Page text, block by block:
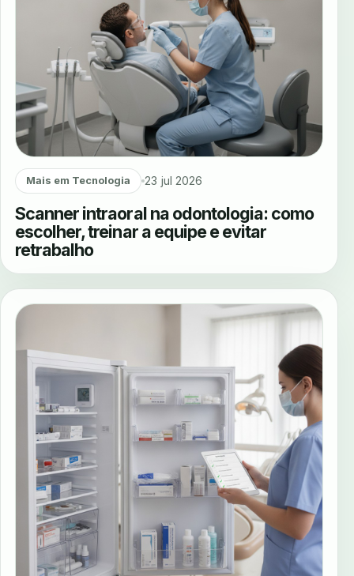
Mais em Tecnologia 23 jul 2026
Scanner intraoral na odontologia: como
escolher, treinar a equipe e evitar
retrabalho